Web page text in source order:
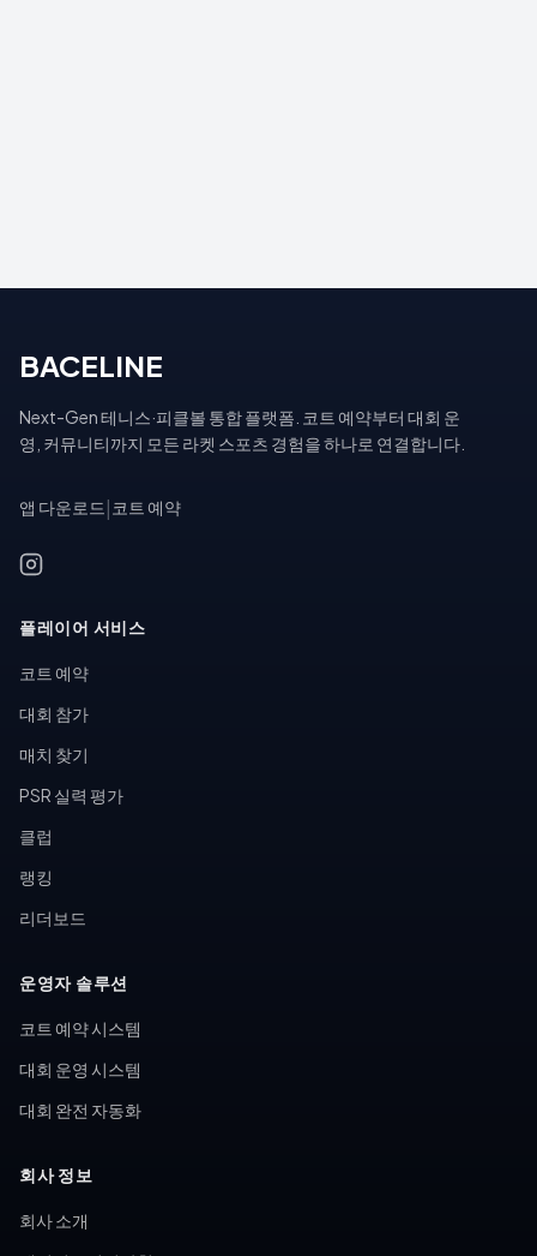
BACELINE
Next-Gen 테니스·피클볼 통합 플랫폼. 코트 예약부터 대회 운
영, 커뮤니티까지 모든 라켓 스포츠 경험을 하나로 연결합니다.
앱 다운로드 코트 예약
플레이어 서비스
코트 예약
대회 참가
매치 찾기
PSR 실력 평가
클럽
랭킹
리더보드
운영자 솔루션
코트 예약 시스템
대회 운영 시스템
대회 완전 자동화
회사 정보
회사 소개